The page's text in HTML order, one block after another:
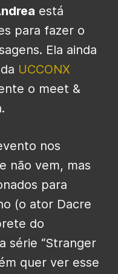
está
para fazer o
Ela ainda
UCCONX
o meet &
nos
não vem, mas
para
(o ator Dacre
do
série “Stranger
quer ver esse